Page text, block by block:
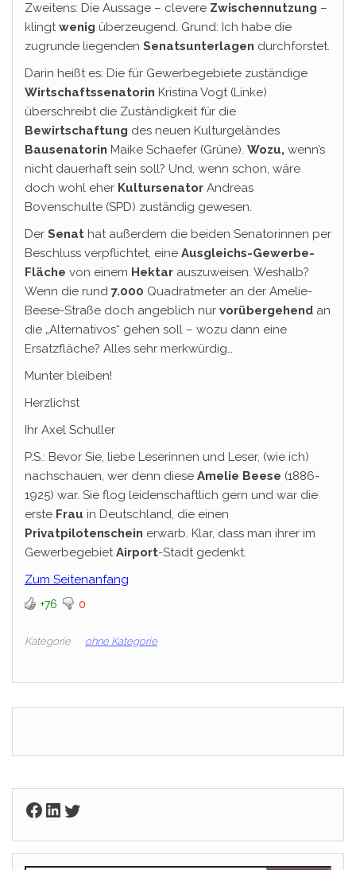
Zweitens: Die Aussage – clevere Zwischennutzung –
klingtwenig überzeugend. Grund: Ich habe die
zugrunde liegenden Senatsunterlagen durchforstet.
Darin heißt es: Die für Gewerbegebiete zuständige
Wirtschaftssenatorin Kristina Vogt (Linke)
überschreibt die Zuständigkeit für die
Bewirtschaftung des neuen Kulturgeländes
Bausenatorin Maike Schaefer (Grüne). Wozu, wenn’s
nicht dauerhaft sein soll? Und, wenn schon, wäre
doch wohl eher Kultursenator Andreas
Bovenschulte (SPD) zuständig gewesen.
Der Senat hat außerdem die beiden Senatorinnen per
Beschluss verpflichtet, eine Ausgleichs-Gewerbe-
Fläche von einem Hektar auszuweisen. Weshalb?
Wenn die rund 7.000 Quadratmeter an der Amelie-
Beese-Straße doch angeblich nur vorübergehend an
die „Alternativos“ gehen soll – wozu dann eine
Ersatzfläche? Alles sehr merkwürdig…
Munter bleiben!
Herzlichst
Ihr Axel Schuller
P.S.: Bevor Sie, liebe Leserinnen und Leser, (wie ich)
nachschauen, wer denn diese Amelie Beese (1886-
1925) war. Sie flog leidenschaftlich gern und war die
erste Frau in Deutschland, die einen
Privatpilotenschein erwarb. Klar, dass man ihrer im
GewerbegebietAirport-Stadt gedenkt.
Zum Seitenanfang
+76 0
Kategorie ohne Kategorie
Facebook
LinkedIn
Twitter